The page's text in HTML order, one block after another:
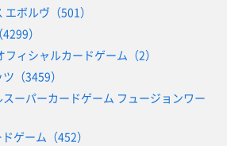
ボルヴ（501）
）
ィシャルカードゲーム（2）
（3459）
スーパーカードゲーム フュージョンワー
ゲーム（452）